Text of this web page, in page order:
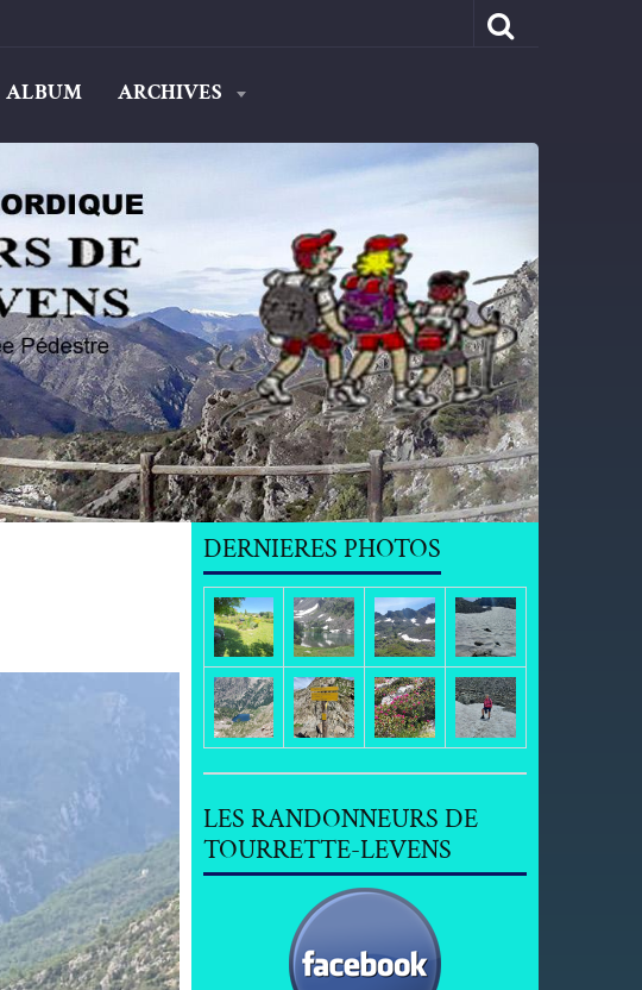
ALBUM ARCHIVES
DERNIERES PHOTOS
LES RANDONNEURS DE
TOURRETTE-LEVENS